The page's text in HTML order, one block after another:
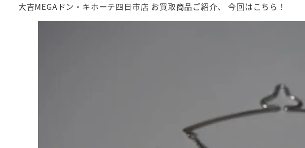
大吉MEGAドン・キホーテ四日市店 お買取商品ご紹介、 今回はこちら！